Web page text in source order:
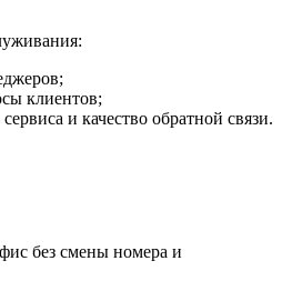
клиентов;
и качество обратной связи.
без смены номера и